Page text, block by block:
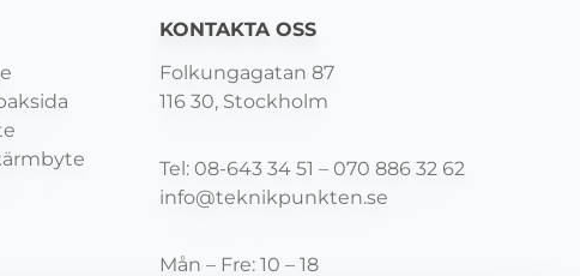
KONTAKTA OSS
Folkungagatan 87
116 30, Stockholm
Tel: 08-643 34 51 – 070 886 32 62
info@teknikpunkten.se
Mån – Fre: 10 – 18